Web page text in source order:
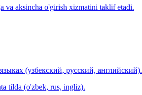
aksincha o'girish xizmatini taklif etadi.
(узбекский, русский, английский).
tilda (o'zbek, rus, ingliz).